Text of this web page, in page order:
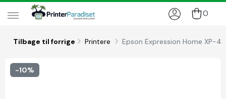
0
Tilbage til forrige Printere Epson Expression Home XP-
-10%